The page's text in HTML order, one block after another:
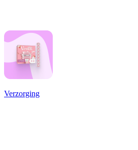
Verzorging